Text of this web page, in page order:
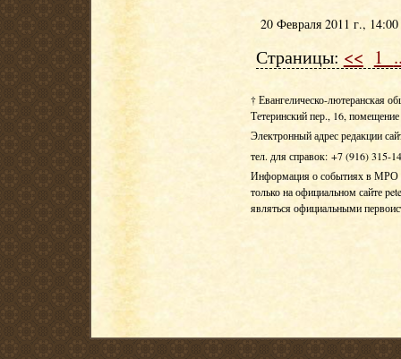
20 Февраля 2011 г., 14:00
Страницы: << 1
† Евангелическо-лютеранская
Тетеринский пер., 16,
Электронный адрес редакции
тел. для справок: +7 (916) 315-
Информация о событиях в МРО
только на официальном сайте
являться официальными